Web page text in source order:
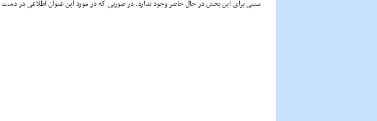
متنی برای این بخش در حال حاضر وجود ندارد. در صورتی که در مورد این عنوان اطلاعی در دست